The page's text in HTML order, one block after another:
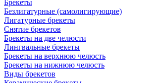
Брекеты
Безлигатурные (самолигирующие)
Лигатурные брекеты
Снятие брекетов
Брекеты на две челюсти
Лингвальные брекеты
Брекеты на верхнюю челюсть
Брекеты на нижнюю челюсть
Виды брекетов